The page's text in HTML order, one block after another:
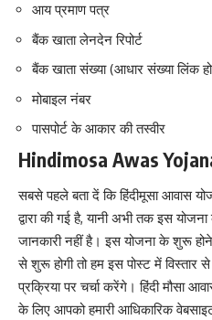
आय प्रमाण पत्र
बैंक खाता लेनदेन रिपोर्ट
बैंक खाता संख्या (आधार संख्या लिंक
मोबाइल नंबर
पासपोर्ट के आकार की तस्वीर
Hindimosa Awas
सबसे पहले बता दें कि हिंदीमूसा आवास
द्वारा की गई है, यानी अभी तक इस
जानकारी नहीं है। इस योजना के शुरू
से शुरू होगी तो हम इस पोस्ट में विस्तार
प्रक्रिया पर चर्चा करेंगे। हिंदी मौसा
के लिए आपको हमारी आधिकारिक